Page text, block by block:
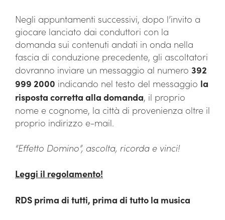
Negli appuntamenti successivi, dopo l’invito a
giocare lanciato dai conduttori con la
domanda sui contenuti andati in onda nella
fascia di conduzione precedente, gli ascoltatori
dovranno inviare un messaggio al numero 392
999 2000 indicando nel testo del messaggio la
risposta corretta alla domanda, il proprio
nome e cognome, la città di provenienza oltre il
proprio indirizzo e-mail.
“Effetto Domino”, ascolta, ricorda e vinci!
Leggi il regolamento!
RDS prima di tutti, prima di tutto la musica